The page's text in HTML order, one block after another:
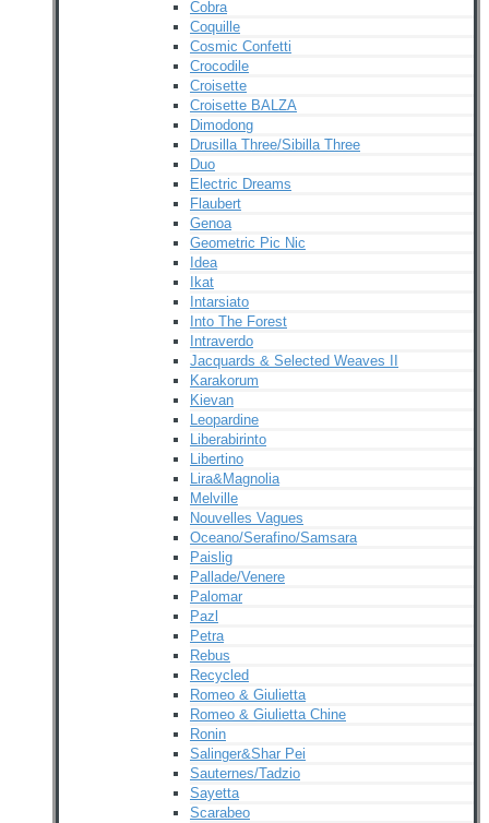
Cobra
Coquille
Cosmic Confetti
Crocodile
Croisette
Croisette BALZA
Dimodong
Drusilla Three/Sibilla Three
Duo
Electric Dreams
Flaubert
Genoa
Geometric Pic Nic
Idea
Ikat
Intarsiato
Into The Forest
Intraverdo
Jacquards & Selected Weaves II
Karakorum
Kievan
Leopardine
Liberabirinto
Libertino
Lira&Magnolia
Melville
Nouvelles Vagues
Oceano/Serafino/Samsara
Paislig
Pallade/Venere
Palomar
Pazl
Petra
Rebus
Recycled
Romeo & Giulietta
Romeo & Giulietta Chine
Ronin
Salinger&Shar Pei
Sauternes/Tadzio
Sayetta
Scarabeo